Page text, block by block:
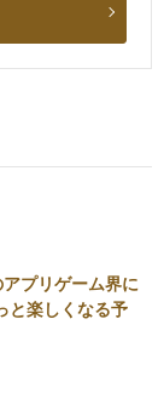
プリゲーム界に
と楽しくなる予